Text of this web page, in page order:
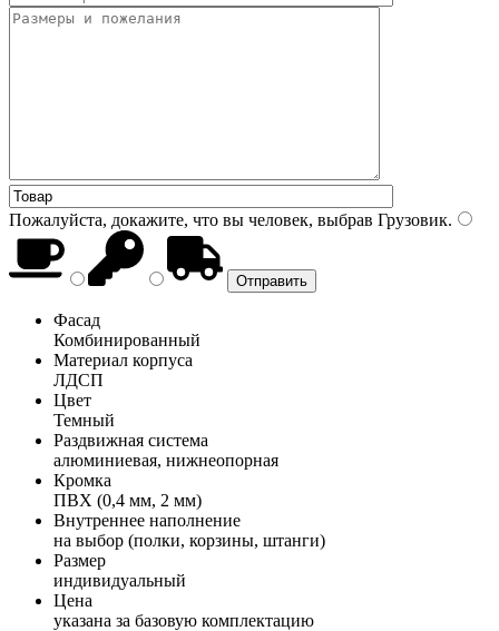
Пожалуйста, докажите, что вы человек, выбрав Грузовик.
Фасад
Комбинированный
Материал корпуса
ЛДСП
Цвет
Темный
Раздвижная система
алюминиевая, нижнеопорная
Кромка
ПВХ (0,4 мм, 2 мм)
Внутреннее наполнение
на выбор (полки, корзины, штанги)
Размер
индивидуальный
Цена
указана за базовую комплектацию